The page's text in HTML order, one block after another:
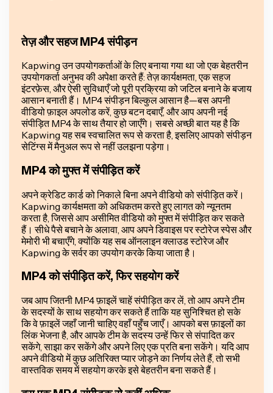
तेज़ और सहज MP4 संपीड़न
Kapwing उन उपयोगकर्ताओं के लिए बनाया गया था जो एक बेहतरीन
उपयोगकर्ता अनुभव की अपेक्षा करते हैं: तेज़ कार्यक्षमता, एक सहज
इंटरफ़ेस, और ऐसी सुविधाएँ जो पूरी प्रक्रिया को जटिल बनाने के बजाय
आसान बनाती हैं। MP4 संपीड़न बिल्कुल आसान है—बस अपनी
वीडियो फ़ाइल अपलोड करें, कुछ बटन दबाएँ, और आप अपनी नई
संपीड़ित MP4 के साथ तैयार हो जाएँगे। सबसे अच्छी बात यह है कि
Kapwing यह सब स्वचालित रूप से करता है, इसलिए आपको संपीड़न
सेटिंग्स में मैनुअल रूप से नहीं उलझना पड़ेगा।
MP4 को मुफ्त में संपीड़ित करें
अपने क्रेडिट कार्ड को निकाले बिना अपने वीडियो को संपीड़ित करें।
Kapwing कार्यक्षमता को अधिकतम करते हुए लागत को न्यूनतम
करता है, जिससे आप असीमित वीडियो को मुफ्त में संपीड़ित कर सकते
हैं। सीधे पैसे बचाने के अलावा, आप अपने डिवाइस पर स्टोरेज स्पेस और
मेमोरी भी बचाएँगे, क्योंकि यह सब ऑनलाइन क्लाउड स्टोरेज और
Kapwing के सर्वर का उपयोग करके किया जाता है।
MP4 को संपीड़ित करें, फिर सहयोग करें
जब आप जितनी MP4 फ़ाइलें चाहें संपीड़ित कर लें, तो आप अपने टीम
के सदस्यों के साथ सहयोग कर सकते हैं ताकि यह सुनिश्चित हो सके
कि वे फ़ाइलें जहाँ जानी चाहिए वहाँ पहुँच जाएँ। आपको बस फ़ाइलों का
लिंक भेजना है, और आपके टीम के सदस्य उन्हें फिर से संपादित कर
सकेंगे, साझा कर सकेंगे और अपने लिए एक प्रति बना सकेंगे। यदि आप
अपने वीडियो में कुछ अतिरिक्त प्यार जोड़ने का निर्णय लेते हैं, तो सभी
वास्तविक समय में सहयोग करके इसे बेहतरीन बना सकते हैं।